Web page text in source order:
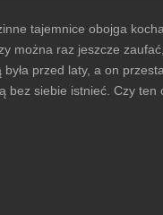
tajemnice obojga
można raz jeszcze
przed laty, a on
siebie istnieć. Czy ten